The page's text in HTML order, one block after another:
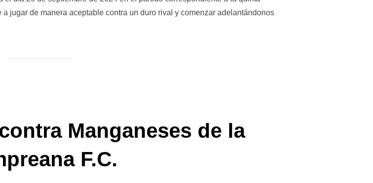
jugar de manera aceptable contra un duro rival y comenzar adelantándonos
Manganeses de la
F.C.